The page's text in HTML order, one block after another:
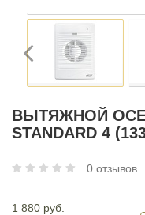
ВЫТЯЖНОЙ
STANDARD 4
0 отзывов
1 880 руб.